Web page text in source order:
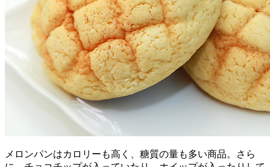
メロンパンはカロリーも高く、糖質の量も多い商品。さら